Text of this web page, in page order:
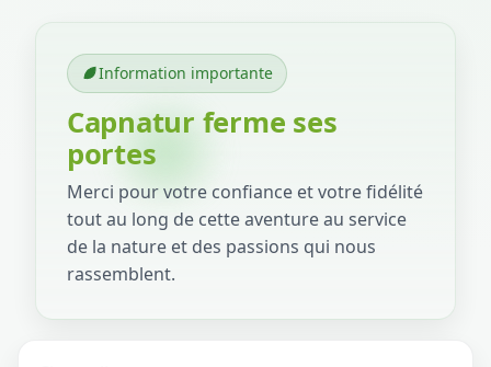
Information importante
Capnatur ferme ses
portes
Merci pour votre confiance et votre fidélité
tout au long de cette aventure au service
de la nature et des passions qui nous
rassemblent.